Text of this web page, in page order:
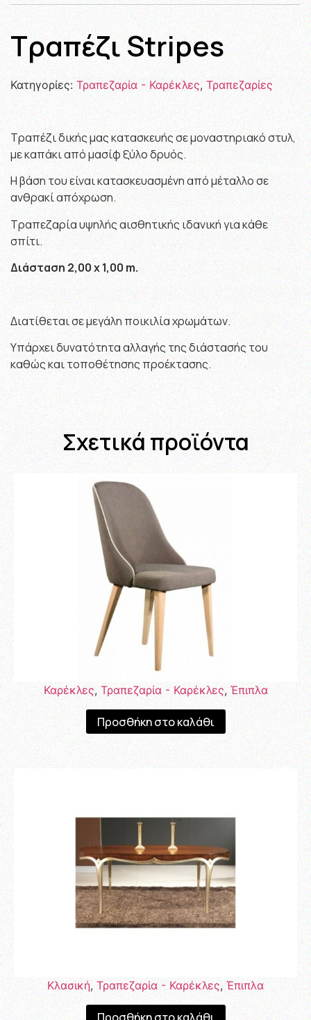
Τραπέζι Stripes
Κατηγορίες:Τραπεζαρία - Καρέκλες,Τραπεζαρίες
Τραπέζι δικής μας κατασκευής σε μοναστηριακό στυλ,
με καπάκι από μασίφ ξύλο δρυός.
Η βάση του είναι κατασκευασμένη από μέταλλο σε
ανθρακί απόχρωση.
Τραπεζαρία υψηλής αισθητικής ιδανική για κάθε
σπίτι.
Διάσταση 2,00 x 1,00 m.
Διατίθεται σε μεγάλη ποικιλία χρωμάτων.
Υπάρχει δυνατότητα αλλαγής της διάστασής του
καθώς και τοποθέτησης προέκτασης.
Σχετικά προϊόντα
Καρέκλες, Τραπεζαρία - Καρέκλες,Έπιπλα
Προσθήκη στο καλάθι
Κλασική,Τραπεζαρία - Καρέκλες,Έπιπλα